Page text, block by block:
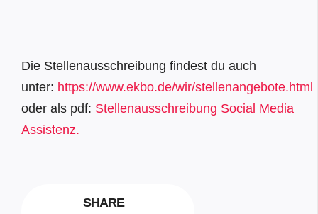
Die Stellenausschreibung findest du auch
unter: https://www.ekbo.de/wir/stellenangebote.html
oder als pdf: Stellenausschreibung Social Media
Assistenz.
SHARE